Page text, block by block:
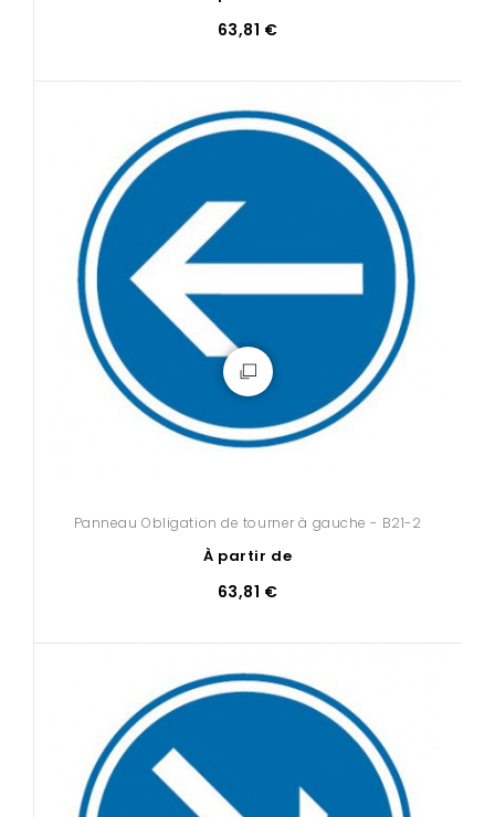
63,81 €
Panneau Obligation de tourner à gauche - B21-2
À partir de
63,81 €